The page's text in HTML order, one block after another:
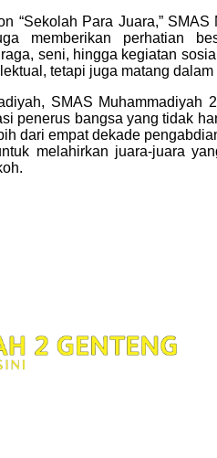
“Sekolah Para Juara,”
memberikan perhatian
seni, hingga kegiatan
tetapi juga matang
SMAS Muhammadiyah
penerus bangsa yang tidak
dari empat dekade
melahirkan juara-juara